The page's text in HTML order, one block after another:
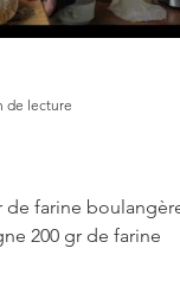
de lecture
de farine boulangère
200 gr de farine